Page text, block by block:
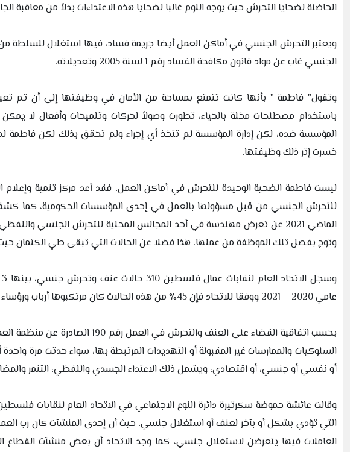
الحاضنة لضحايا التحرش حيث يوجه اللوم غالبا لضحايا هذه الاعتداءات بدلاً من
ويعتبر التحرش الجنسي في أماكن العمل أيضا جريمة فساد، فيها استغلال للسلطة
الجنسي غاب عن مواد قانون مكافحة الفساد رقم 1 لسنة 2005 وتعديلاته.
وتقول" فاطمة " بأنها كانت تتمتع بمساحة من الأمان في وظيفتها إلى أن تم
باستخدام مصطلحات مخلة بالحياء، تطورت وصولاً لحركات وتلميحات وأفعال لا
المؤسسة ضده، لكن إدارة المؤسسة لم تتخذ أي إجراء ولم تحقق بذلك لكن
خسرت إثر ذلك وظيفتها.
ليست فاطمة الضحية الوحيدة للتحرش في أماكن العمل، فقد أعد مركز تنمية
للتحرش الجنسي من قبل مسؤولها بالعمل في إحدى المؤسسات الحكومية، كما
الماضي 2021 عن تعرض مهندسة في أحد المجالس المحلية للتحرش الجنسي
وتوج بفصل تلك الموظفة من عملها، هذا فضلا عن الحالات التي تبقى طي الكتمان حيث
عامي 2020 – 2021 ووفقا للاتحاد فإن 45٪ من هذه الحالات كان مرتكبوها أرباب ورؤساء عمل.
السلوكيات والممارسات غير المقبولة أو التهديدات المرتبطة بها، سواء حدثت مرة
أو نفسي أو جنسي، أو اقتصادي، ویشمل ذلك الاعتداء الجسدي واللفظي، التنمر
وقالت عائشة حموضة سكرتيرة دائرة النوع الاجتماعي في الاتحاد العام لنقابات
التي تؤدي بشكل أو بآخر لعنف أو استغلال جنسي، حيث أن إحدى المنشآت كان رب
العاملات فيها يتعرضن لاستغلال جنسي، كما وجد الاتحاد أن بعض منشآت